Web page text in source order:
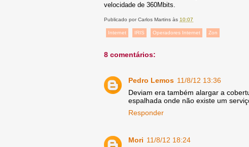
velocidade de 360Mbits.
Publicado porCarlos Martins às 10:07
Internet IRIS Operadores Internet Zon
8 comentários:
Pedro Lemos 11/8/12 13:36
Deviam era também alargar a
espalhada onde não existe um
Responder
Mori 11/8/12 18:24